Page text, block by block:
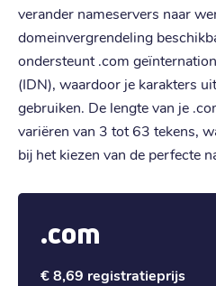
verander nameservers naar
domeinvergrendeling
ondersteunt .com
(IDN), waardoor je karakters
gebruiken. De lengte van je
variëren van 3 tot 63 tekens,
bij het kiezen van de perfecte
.com
€ 8,69 registratieprijs